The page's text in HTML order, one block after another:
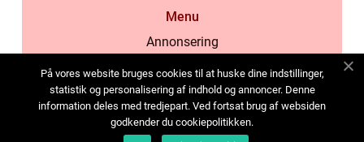
Menu
Annonsering
Cookies
Kontakta oss
Sitemap
På vores website bruges cookies til at huske dine indstillinger,
statistik og personalisering af indhold og annoncer. Denne
information deles med tredjepart. Ved fortsat brug af websiden
godkender du cookiepolitikken.